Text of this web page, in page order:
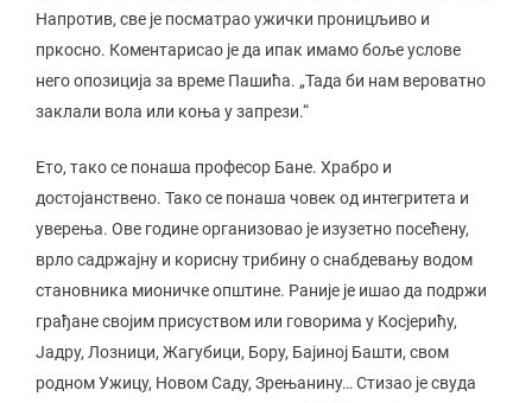
Напротив, све је посматрао ужички проницљиво и
пркосно. Коментарисао је да ипак имамо боље услове
него опозиција за време Пашића. „Тада би нам вероватно
заклали вола или коња у запрези.“
Ето, тако се понаша професор Бане. Храбро и
достојанствено. Тако се понаша човек од интегритета и
уверења. Ове године организовао је изузетно посећену,
врло садржајну и корисну трибину о снабдевању водом
становника мионичке општине. Раније је ишао да подржи
грађане својим присуством или говорима у Косјерићу,
Јадру, Лозници, Жагубици, Бору, Бајиној Башти, свом
родном Ужицу, Новом Саду, Зрењанину… Стизао је свуда